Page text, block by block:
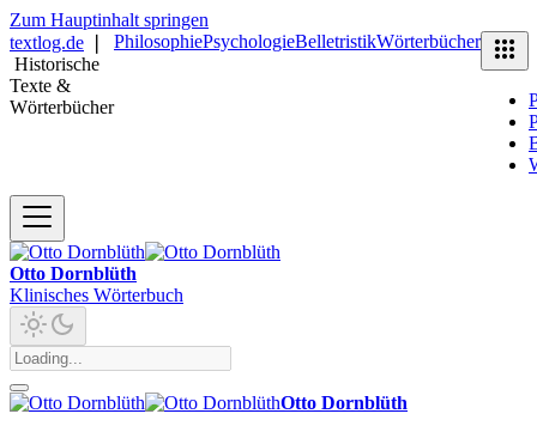
Zum Hauptinhalt springen
textlog.de
Historische
Texte &
Wörterbücher
PhilosophiePsychologieBelletristikWörterbücher
Otto Dornblüth
Klinisches Wörterbuch
Otto Dornblüth